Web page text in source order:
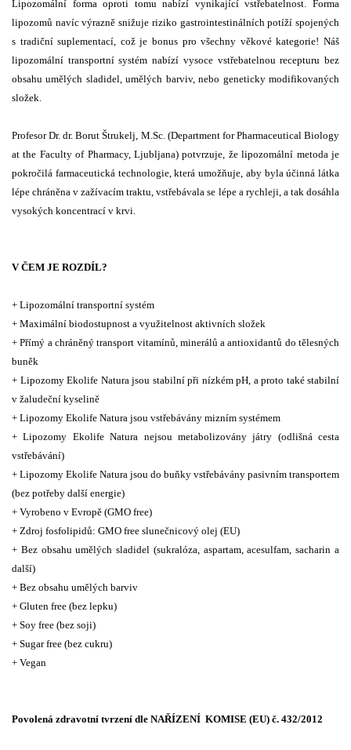
Lipozomální forma oproti tomu nabízí vynikající vstřebatelnost. Forma
lipozomů navíc výrazně snižuje riziko gastrointestinálních potíží spojených
s tradiční suplementací, což je bonus pro všechny věkové kategorie! Náš
lipozomální transportní systém nabízí vysoce vstřebatelnou recepturu bez
obsahu umělých sladidel, umělých barviv, nebo geneticky modifikovaných
složek.
Profesor Dr. dr. Borut Štrukelj, M.Sc. (Department for Pharmaceutical Biology
at the Faculty of Pharmacy, Ljubljana) potvrzuje, že lipozomální metoda je
pokročilá farmaceutická technologie, která umožňuje, aby byla účinná látka
lépe chráněna v zažívacím traktu, vstřebávala se lépe a rychleji, a tak dosáhla
vysokých koncentrací v krvi.
V ČEM JE ROZDÍL?
+ Lipozomální transportní systém
+ Maximální biodostupnost a využitelnost aktivních složek
+ Přímý a chráněný transport vitamínů, minerálů a antioxidantů do tělesných
buněk
+ Lipozomy Ekolife Natura jsou stabilní při nízkém pH, a proto také stabilní
v žaludeční kyselině
+ Lipozomy Ekolife Natura jsou vstřebávány mizním systémem
+ Lipozomy Ekolife Natura nejsou metabolizovány játry (odlišná cesta
vstřebávání)
+ Lipozomy Ekolife Natura jsou do buňky vstřebávány pasivním transportem
(bez potřeby další energie)
+ Vyrobeno v Evropě (GMO free)
+ Zdroj fosfolipidů: GMO free slunečnicový olej (EU)
+ Bez obsahu umělých sladidel (sukralóza, aspartam, acesulfam, sacharin a
další)
+ Bez obsahu umělých barviv
+ Gluten free (bez lepku)
+ Soy free (bez soji)
+ Sugar free (bez cukru)
+ Vegan
Povolená zdravotní tvrzení dle NAŘÍZENÍ KOMISE (EU) č. 432/2012